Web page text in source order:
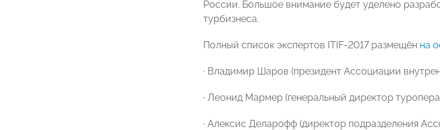
России. Большое внимание будет уделено
турбизнеса.
Полный список экспертов ITIF-2017 размещён на
· Владимир Шаров (президент Ассоциации
· Леонид Мармер (генеральный директор
· Алексис Деларофф (директор подразделения